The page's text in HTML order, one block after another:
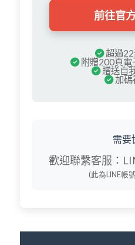
前往官
超過22
附贈200頁電
贈送自
加碼
需要
歡迎聯繫客服：
(此為LINE帳